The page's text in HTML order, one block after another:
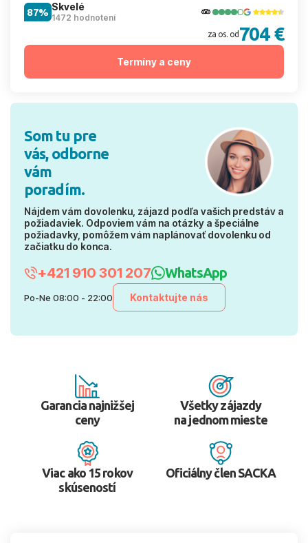
Skvelé
1472 hodnotení
87%
za os. od 704 €
Termíny a ceny
Som tu pre
vás, odborne
vám
poradím.
Nájdem vám dovolenku, zájazd podľa vašich predstáv a
požiadaviek. Odpoviem vám na otázky a špeciálne
požiadavky, pomôžem vám naplánovať dovolenku od
začiatku do konca.
+421 910 301 207 WhatsApp
Po-Ne 08:00 - 22:00 Kontaktujte nás
Garancia najnižšej
ceny
Všetky zájazdy
na jednom mieste
Viac ako 15 rokov
skúseností
Oficiálny člen SACKA